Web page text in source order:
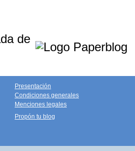
de
Presentación
Condiciones generales
Menciones legales
Propón tu blog